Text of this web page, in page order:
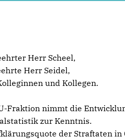
Herr Scheel,
Herr Seidel,
und Kollegen.
Fraktion nimmt die
zur Kenntnis.
der Straftaten